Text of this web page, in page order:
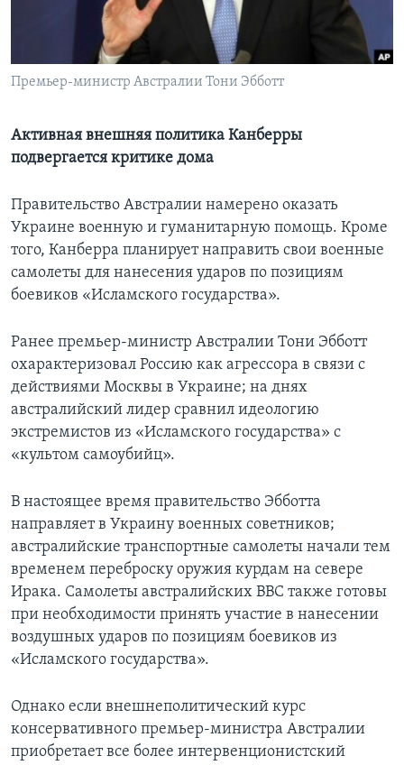
Learning English
СОЦИАЛЬНЫЕ СЕТИ
Языки
Премьер-министр Австралии Тони Эбботт
Активная внешняя политика Канберры
подвергается критике дома
Правительство Австралии намерено оказать
Украине военную и гуманитарную помощь. Кроме
того, Канберра планирует направить свои военные
самолеты для нанесения ударов по позициям
боевиков «Исламского государства».
Ранее премьер-министр Австралии Тони Эбботт
охарактеризовал Россию как агрессора в связи с
действиями Москвы в Украине; на днях
австралийский лидер сравнил идеологию
экстремистов из «Исламского государства» с
«культом самоубийц».
В настоящее время правительство Эбботта
направляет в Украину военных советников;
австралийские транспортные самолеты начали тем
временем переброску оружия курдам на севере
Ирака. Самолеты австралийских ВВС также готовы
при необходимости принять участие в нанесении
воздушных ударов по позициям боевиков из
«Исламского государства».
Однако если внешнеполитический курс
консервативного премьер-министра Австралии
приобретает все более интервенционистский